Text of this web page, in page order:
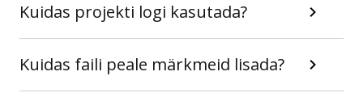
Kuidas projekti logi kasutada?
Kuidas faili peale märkmeid lisada?